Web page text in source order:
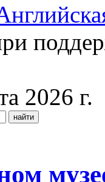
2026 г.